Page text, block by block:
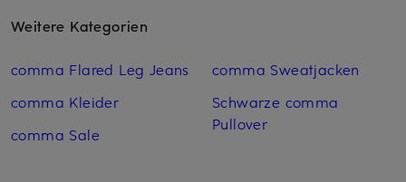
Weitere Kategorien
comma Flared Leg Jeans
comma Kleider
comma Sale
comma Sweatjacken
Schwarze comma
Pullover